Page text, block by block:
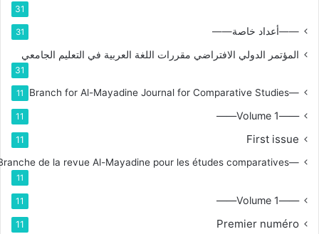
31
——أعداد خاصة—— 31
المؤتمر الدولي الافتراضي مقررات اللغة العربية في التعليم الجامعي
31
—Branch for Al-Mayadine Journal for Comparative Studies
11
——Volume 1——
11
First issue
11
—Branche de la revue Al-Mayadine pour les études comparatives
11
——Volume 1——
11
Premier numéro
11